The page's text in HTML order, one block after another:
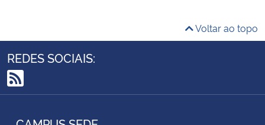
Voltar ao topo
REDES SOCIAIS:
RSS